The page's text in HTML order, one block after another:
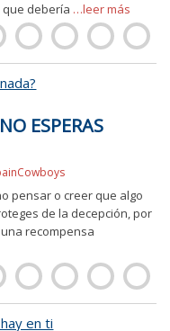
que debería …leer más
ESPERAS
pensar o creer que algo
de la decepción, por
recompensa